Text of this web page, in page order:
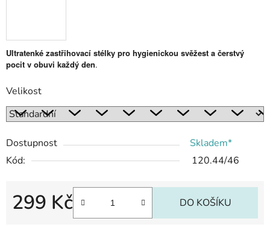
Ultratenké zastřihovací stélky pro hygienickou svěžest a čerstvý
pocit v obuvi každý den.
Velikost
Dostupnost
Skladem*
Kód:
120.44/46
299 Kč DO KOŠÍKU